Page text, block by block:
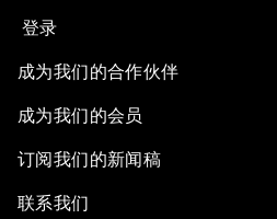
登录
成为我们的合作伙伴
成为我们的会员
订阅我们的新闻稿
联系我们